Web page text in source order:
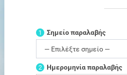
1 Σημείο παραλαβής
2 Ημερομηνία παραλαβής